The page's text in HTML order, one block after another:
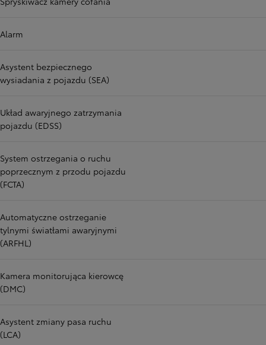
Alarm
Asystent bezpiecznego
wysiadania z pojazdu (SEA)
Układ awaryjnego zatrzymania
pojazdu (EDSS)
System ostrzegania o ruchu
poprzecznym z przodu pojazdu
(FCTA)
Automatyczne ostrzeganie
tylnymi światłami awaryjnymi
(ARFHL)
Kamera monitorująca kierowcę
(DMC)
Asystent zmiany pasa ruchu
(LCA)